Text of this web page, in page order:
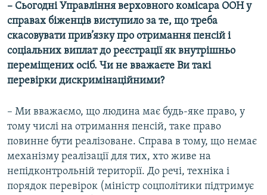
– Сьогодні Управління верховного комісара ООН у
справах біженців виступило за те, що треба
скасовувати прив’язку про отримання пенсій і
соціальних виплат до реєстрації як внутрішньо
переміщених осіб. Чи не вважаєте Ви такі
перевірки дискримінаційними?
– Ми вважаємо, що людина має будь-яке право, у
тому числі на отримання пенсій, таке право
повинне бути реалізоване. Справа в тому, що немає
механізму реалізації для тих, хто живе на
непідконтрольній території. До речі, техніка і
порядок перевірок (міністр соцполітики підтримує